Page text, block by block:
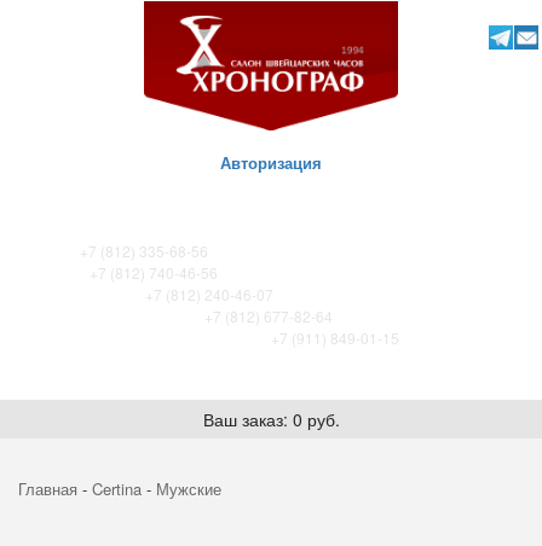
Авторизация
+7 (812) 335-68-56
+7 (812) 740-46-56
+7 (812) 240-46-07
+7 (812) 677-82-64
+7 (911) 849-01-15
Ваш заказ: 0 руб.
Главная - Certina - Мужские